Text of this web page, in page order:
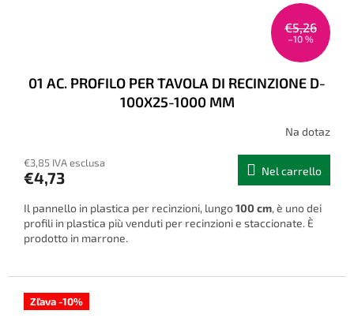
€5,26
–10 %
01 AC. PROFILO PER TAVOLA DI RECINZIONE D-
100X25-1000 MM
media
del
è
4,0
su
Na dotaz
€3,85 IVA esclusa
€4,73 Nel carrello
Il pannello in plastica per recinzioni, lungo100 cm, è uno dei
profili in plastica più venduti per recinzioni e staccionate. È
prodotto in marrone.
Zľava -10%